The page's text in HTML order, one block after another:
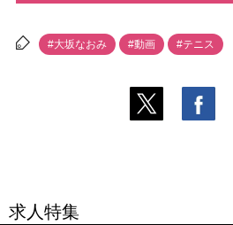
#大坂なおみ #動画 #テニス
求人特集